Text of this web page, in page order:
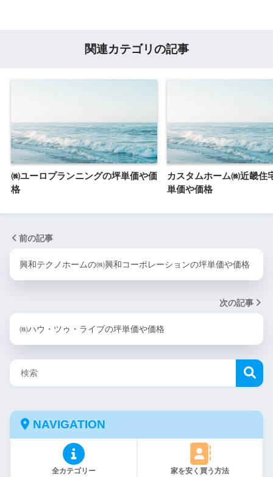
関連カテゴリの記事
㈱ユーロプランニングの坪単価や価
格
カスタムホーム㈱近畿住
単価や価格
前の記事
興和テクノホームの㈱興和コーポレーションの坪単価や価格
次の記事
㈱ハウ・ツゥ・ライブの坪単価や価格
NAVIGATION
全カテゴリー 家を安く買う方法